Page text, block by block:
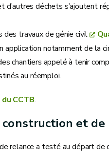
d’autres déchets s’ajoutent
des travaux de génie civil
notamment de la
chantiers appelé à tenir
au réemploi.
CCTB.
et
relance a testé au départ